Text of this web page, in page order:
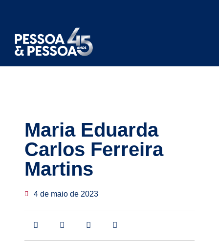
Maria Eduarda
Carlos Ferreira
Martins
4 de maio de 2023